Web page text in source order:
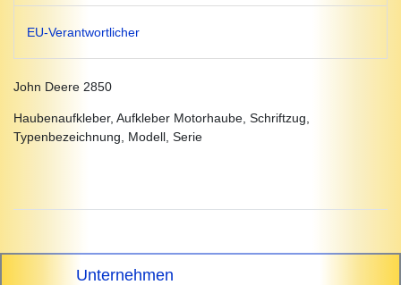
EU-Verantwortlicher
John Deere 2850
Haubenaufkleber, Aufkleber Motorhaube, Schriftzug,
Typenbezeichnung, Modell, Serie
Unternehmen